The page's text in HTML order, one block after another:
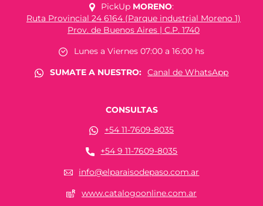
PickUp MORENO:
Ruta Provincial 24 6164 (Parque industrial Moreno 1)
Prov. de Buenos Aires | C.P. 1740
Lunes a Viernes 07:00 a 16:00 hs
SUMATE A NUESTRO:
Canal de WhatsApp
CONSULTAS
+54 11-7609-8035
+54 9 11-7609-8035
info@elparaisodepaso.com.ar
www.catalogoonline.com.ar